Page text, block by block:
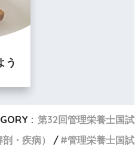
う
: 第32回管理栄養士国試
・疾病） 管理栄養士国試